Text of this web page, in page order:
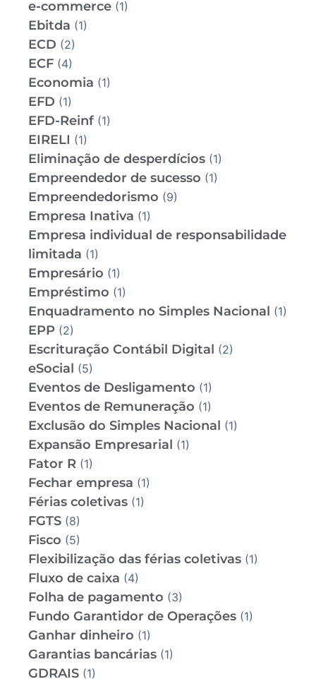
e-commerce (1)
Ebitda (1)
ECD (2)
ECF (4)
Economia (1)
EFD (1)
EFD-Reinf (1)
EIRELI (1)
Eliminação de desperdícios (1)
Empreendedor de sucesso (1)
Empreendedorismo (9)
Empresa Inativa (1)
Empresa individual de responsabilidade
limitada (1)
Empresário (1)
Empréstimo (1)
Enquadramento no Simples Nacional (1)
EPP (2)
Escrituração Contábil Digital (2)
eSocial (5)
Eventos de Desligamento (1)
Eventos de Remuneração (1)
Exclusão do Simples Nacional (1)
Expansão Empresarial (1)
Fator R (1)
Fechar empresa (1)
Férias coletivas (1)
FGTS (8)
Fisco (5)
Flexibilização das férias coletivas (1)
Fluxo de caixa (4)
Folha de pagamento (3)
Fundo Garantidor de Operações (1)
Ganhar dinheiro (1)
Garantias bancárias (1)
GDRAIS (1)